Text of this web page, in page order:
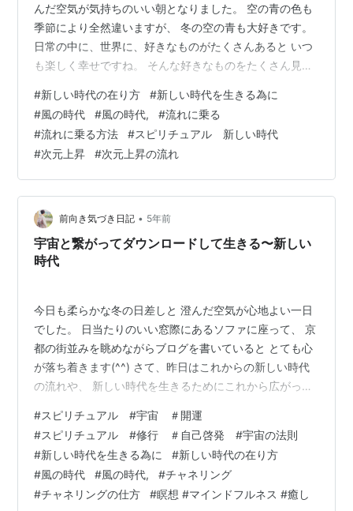
んだ空気が気持ちのいい朝となりました。 空の青の色も
季節により全然違いますが、 冬の空の青も大好きです。
日常の中に、世界に、好きなものがたくさんあると いつ
も楽しく幸せですね。 そんな好きなものをたくさん見つ
日は新しい時代、新しい次元についてのお話です。 今ま
での時代、3次元の世界では、 時間は一方向に流れてい
て、 過去、現在、未来の一方通行でした。 また1分は60
秒で、1秒はこの長さと決まっていました。 時間とはそう
いうものだということが 三次元の基本ルールで、 その中
で私たちは生きて…
#新しい時代の在り方 #新しい時代を生きる為に
#風の時代 #風の時代, #流れに乗る
#流れに乗る方法 #スピリチュアル 新しい時代
#次元上昇 #次元上昇の流れ
前向き気づき日記 • 5年前
宇宙と繋がってダウンロードして生きる〜新しい
時代
今日も柔らかな冬の日差しと 澄んだ空気が心地よい一日
でした。 日当たりのいい窓際にあるソファに座って、 京
都の街並みを眺めながらブログを書いていると とても心
が落ち着きます(^^) さて、昨日はこれからの新しい時代
の流れや、 新しい時代を生きるためにこれから広がって
のお話はこちら。↓ 「新しい時代に必要になること〜高
次元からのダウンロード - 前向き気づき日記」 これまで
のように、 自分一人で頑張ったり、 人に認められたり証
明するために資格を取ったり、 どうすればいいのかを探
し回ったりする時代は終わり、 これからはそれぞれが自
#スピリチュアル #宇宙 ＃開運
#スピリチュアル #修行 ＃自己啓発 #宇宙の法則
#新しい時代を生きる為に #新しい時代の在り方
#風の時代 #風の時代, #チャネリング
#チャネリングの仕方 #瞑想 #マインドフルネス #癒し